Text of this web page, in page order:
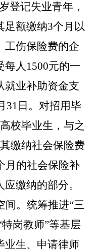
登记失业青年，
足额缴纳3个月以
工伤保险费的企
每人1500元的一
就业补助资金支
31日。对招用毕
校毕业生，与之
缴纳社会保险费
月的社会保险补
缴纳的部分。
。 统筹推进“三
岗教师”等基层
业生、申请律师